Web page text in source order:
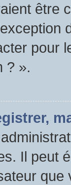
être
pour
? ».
Il peut